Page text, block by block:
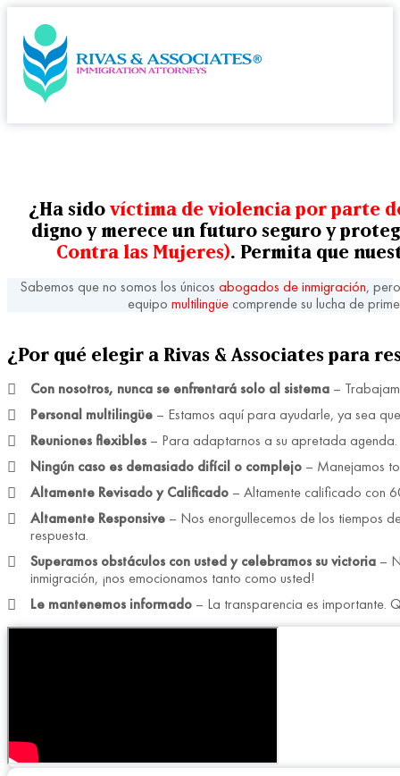
¿Ha sido víctima de violencia por parte
digno y merece un futuro seguro y
Contra las Mujeres). Permita que
Sabemos que no somos los únicos abogados de inmigración,
equipo multilingüecomprende su lucha de
¿Por qué elegir a Rivas & Associates para
Con nosotros, nunca se enfrentará solo al sistema –
Personal multilingüe – Estamos aquí para ayudarle, ya sea
Reuniones flexibles – Para adaptarnos a su apretada
Ningún caso es demasiado difícil o complejo – Manejamos
Altamente Revisado y Calificado – Altamente calificado con
Altamente Responsive – Nos enorgullecemos de los tiempos
respuesta.
Superamos obstáculos con usted y celebramos su victoria –
inmigración, ¡nos emocionamos tanto como usted!
Le mantenemos informado – La transparencia es importante.